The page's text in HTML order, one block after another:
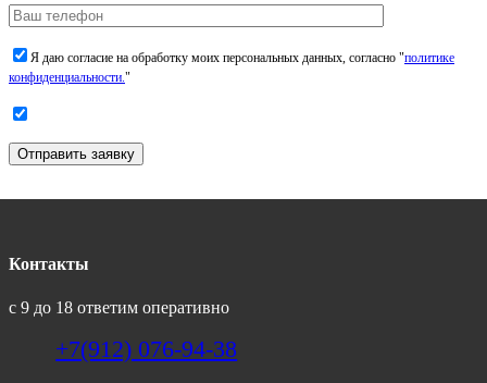
Я даю согласие на обработку моих персональных данных, согласно "политике
конфиденциальности."
Отправить заявку
Контакты
с 9 до 18 ответим оперативно
+7(912) 076-94-38